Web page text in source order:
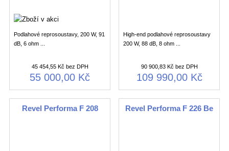
Podlahové reprosoustavy, 200 W, 91
dB, 6 ohm ...
45 454,55 Kč bez DPH
55 000,00 Kč
High-end podlahové reprosoustavy
200 W, 88 dB, 8 ohm ...
90 900,83 Kč bez DPH
109 990,00 Kč
Revel Performa F 208 Revel Performa F 226 Be